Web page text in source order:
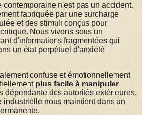
contemporaine n'est pas un accident.
fabriquée par une surcharge
et des stimuli conçus pour
Nous vivons sous un
d'informations fragmentées qui
un état perpétuel d'anxiété
confuse et émotionnellement
plus facile à manipuler
dépendante des autorités extérieures.
industrielle nous maintient dans un